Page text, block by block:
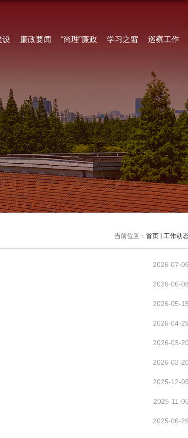
设 廉政要闻 “尚理”廉政 学习之窗 巡察工作
当前位置： 首页 工作动
2026-07-
2026-06-
2026-05-
2026-04-
2026-03-
2026-03-
2025-12-
2025-11-
2025-06-